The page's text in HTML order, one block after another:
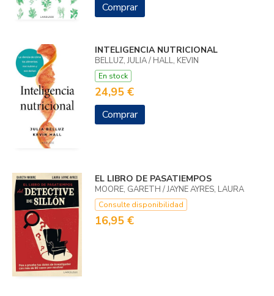
Comprar
INTELIGENCIA NUTRICIONAL
BELLUZ, JULIA / HALL, KEVIN
En stock
24,95 €
Comprar
EL LIBRO DE PASATIEMPOS
MOORE, GARETH / JAYNE AYRES, LAURA
Consulte disponibilidad
16,95 €